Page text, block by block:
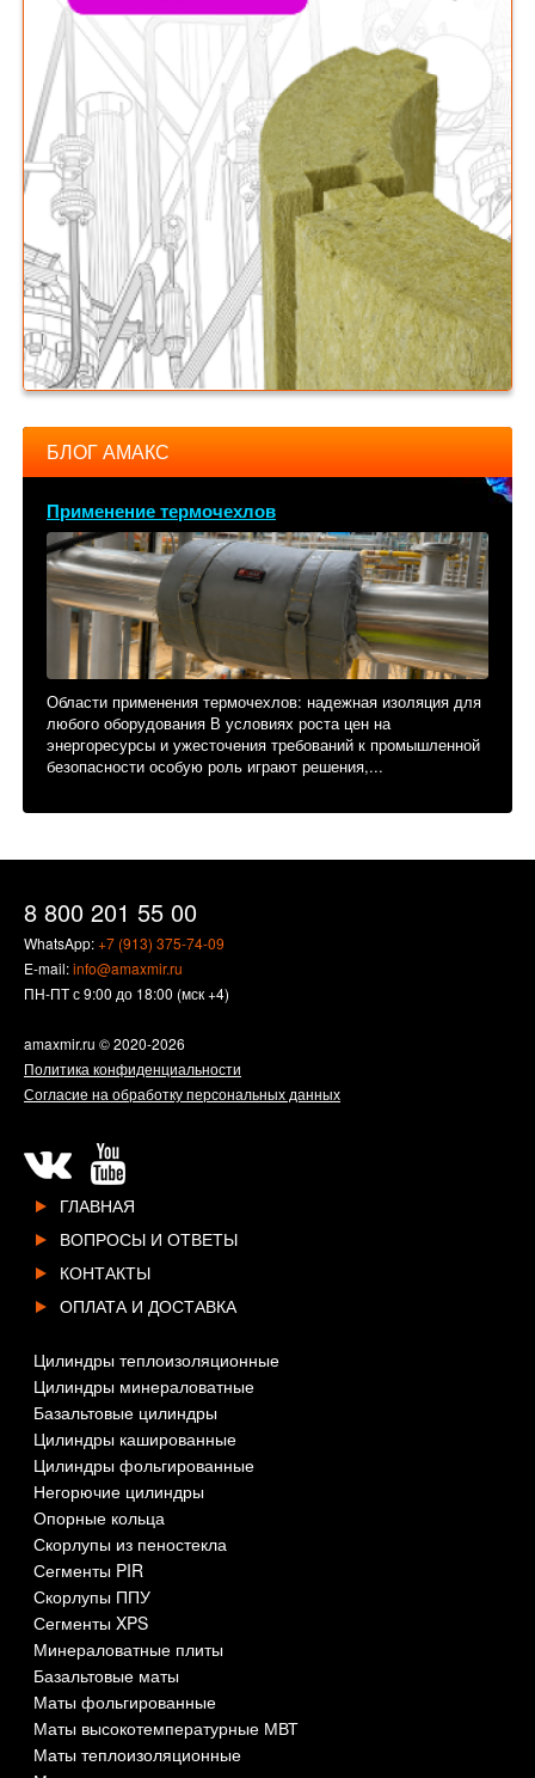
БЛОГ АМАКС
Применение термочехлов
Области применения термочехлов: надежная изоляция для
любого оборудования В условиях роста цен на
энергоресурсы и ужесточения требований к промышленной
безопасности особую роль играют решения,...
8 800 201 55 00
WhatsApp:+7 (913) 375-74-09
E-mail:info@amaxmir.ru
ПН-ПТ с 9:00 до 18:00 (мск +4)
amaxmir.ru © 2020-2026
Политика конфиденциальности
Согласие на обработку персональных данных
ГЛАВНАЯ
ВОПРОСЫ И ОТВЕТЫ
КОНТАКТЫ
ОПЛАТА И ДОСТАВКА
Цилиндры теплоизоляционные
Цилиндры минераловатные
Базальтовые цилиндры
Цилиндры кашированные
Цилиндры фольгированные
Негорючие цилиндры
Опорные кольца
Скорлупы из пеностекла
Сегменты PIR
Скорлупы ППУ
Сегменты XPS
Минераловатные плиты
Базальтовые маты
Маты фольгированные
Маты высокотемпературные МВТ
Маты теплоизоляционные